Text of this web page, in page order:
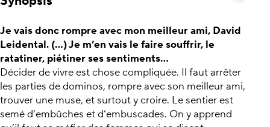
Je vais donc rompre avec mon meilleur ami, David
Leidental. (...) Je m’en vais le faire souffrir, le
ratatiner, piétiner ses sentiments...
Décider de vivre est chose compliquée. Il faut arrêter
les parties de dominos, rompre avec son meilleur ami,
trouver une muse, et surtout y croire. Le sentier est
semé d’embûches et d’embuscades. On y apprend